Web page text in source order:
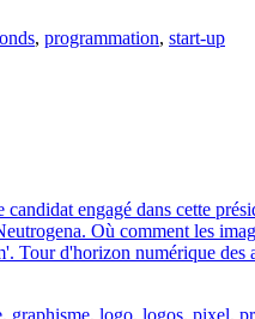
, programmation, start-up
engagé dans cette
Où comment les
Tour d'horizon numérique des